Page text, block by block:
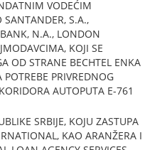
VODEĆIM
S.A.,
N.A., LONDON
KOJI SE
OD STRANE BECHTEL ENKA
PRIVREDNOG
AUTOPUTA E-761
SRBIJE, KOJU ZASTUPA
KAO ARANŽERA I